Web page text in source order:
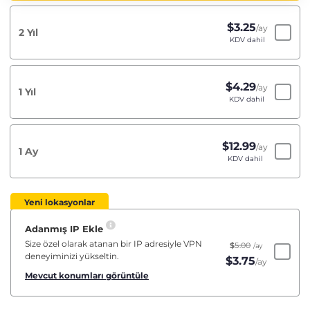
2 Yıl $3.25/ay
KDV dahil
1 Yıl $4.29/ay
KDV dahil
1 Ay $12.99/ay
KDV dahil
Yeni lokasyonlar
Adanmış IP Ekle
Size özel olarak atanan bir IP adresiyle VPN
deneyiminizi yükseltin.
Mevcut konumları görüntüle
$5.00 /ay
$3.75/ay